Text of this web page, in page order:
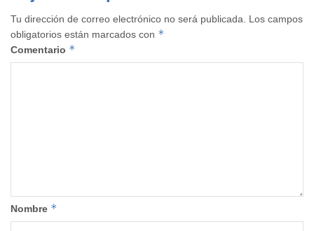
Tu dirección de correo electrónico no será publicada.
Los campos
obligatorios están marcados con *
Comentario *
Nombre *